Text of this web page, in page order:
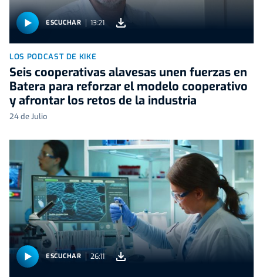
ESCUCHAR 13:21
LOS PODCAST DE KIKE
Seis cooperativas alavesas unen fuerzas en
Batera para reforzar el modelo cooperativo
y afrontar los retos de la industria
24 de Julio
ESCUCHAR 26:11